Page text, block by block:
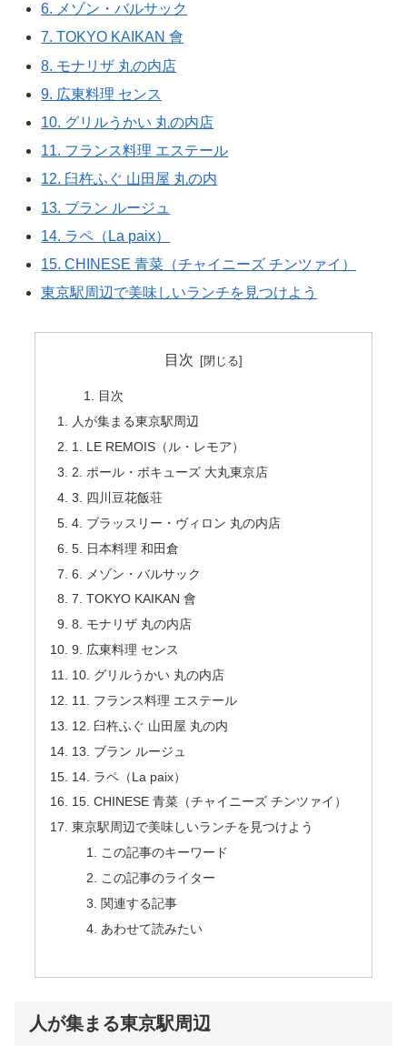
6. メゾン・バルサック
7. TOKYO KAIKAN 會
8. モナリザ 丸の内店
9. 広東料理 センス
10. グリルうかい 丸の内店
11. フランス料理 エステール
12. 臼杵ふぐ 山田屋 丸の内
13. ブラン ルージュ
14. ラペ（La paix）
15. CHINESE 青菜（チャイニーズ チンツァイ）
東京駅周辺で美味しいランチを見つけよう
目次
目次
人が集まる東京駅周辺
1. LE REMOIS（ル・レモア）
2. ポール・ボキューズ 大丸東京店
3. 四川豆花飯荘
4. ブラッスリー・ヴィロン 丸の内店
5. 日本料理 和田倉
6. メゾン・バルサック
7. TOKYO KAIKAN 會
8. モナリザ 丸の内店
9. 広東料理 センス
10. グリルうかい 丸の内店
11. フランス料理 エステール
12. 臼杵ふぐ 山田屋 丸の内
13. ブラン ルージュ
14. ラペ（La paix）
15. CHINESE 青菜（チャイニーズ チンツァイ）
東京駅周辺で美味しいランチを見つけよう
この記事のキーワード
この記事のライター
関連する記事
あわせて読みたい
人が集まる東京駅周辺